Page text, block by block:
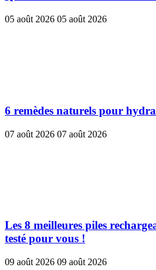
05 août 2026 05 août 2026
6 remèdes naturels pour
07 août 2026 07 août 2026
Les 8 meilleures piles
testé pour vous !
09 août 2026 09 août 2026